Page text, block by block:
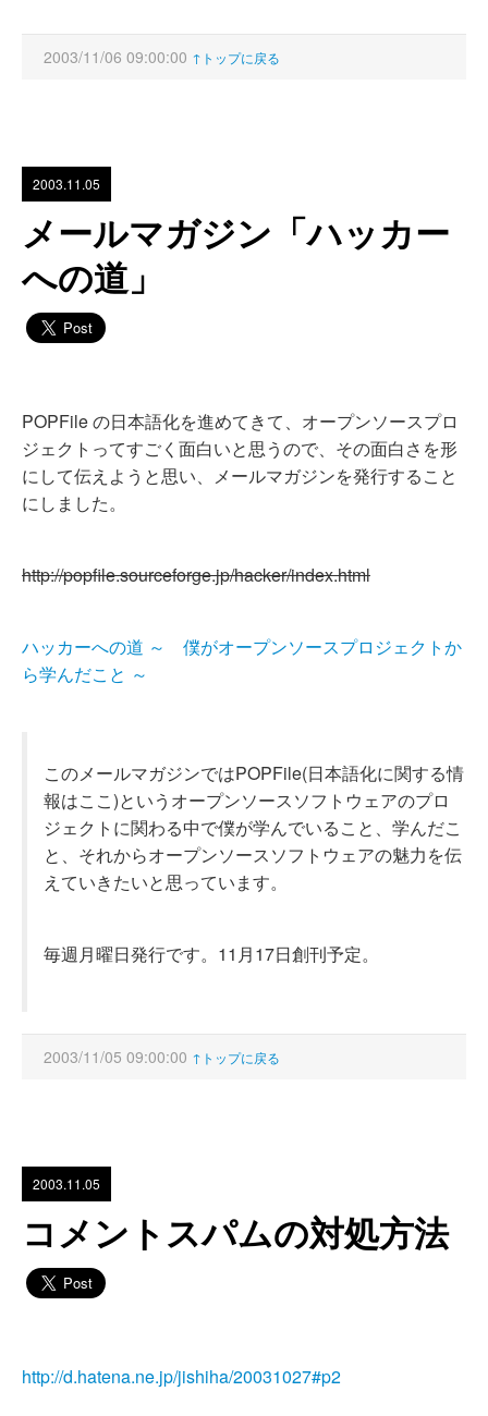
2003/11/06 09:00:00 ↑トップに戻る
2003.11.05
メールマガジン「ハッカー
への道」
POPFile の日本語化を進めてきて、オープンソースプロ
ジェクトってすごく面白いと思うので、その面白さを形
にして伝えようと思い、メールマガジンを発行すること
にしました。
http://popfile.sourceforge.jp/hacker/index.html
ハッカーへの道 ～ 僕がオープンソースプロジェクトか
ら学んだこと ～
このメールマガジンではPOPFile(日本語化に関する情
報はここ)というオープンソースソフトウェアのプロ
ジェクトに関わる中で僕が学んでいること、学んだこ
と、それからオープンソースソフトウェアの魅力を伝
えていきたいと思っています。
毎週月曜日発行です。11月17日創刊予定。
2003/11/05 09:00:00 ↑トップに戻る
2003.11.05
コメントスパムの対処方法
http://d.hatena.ne.jp/jishiha/20031027#p2